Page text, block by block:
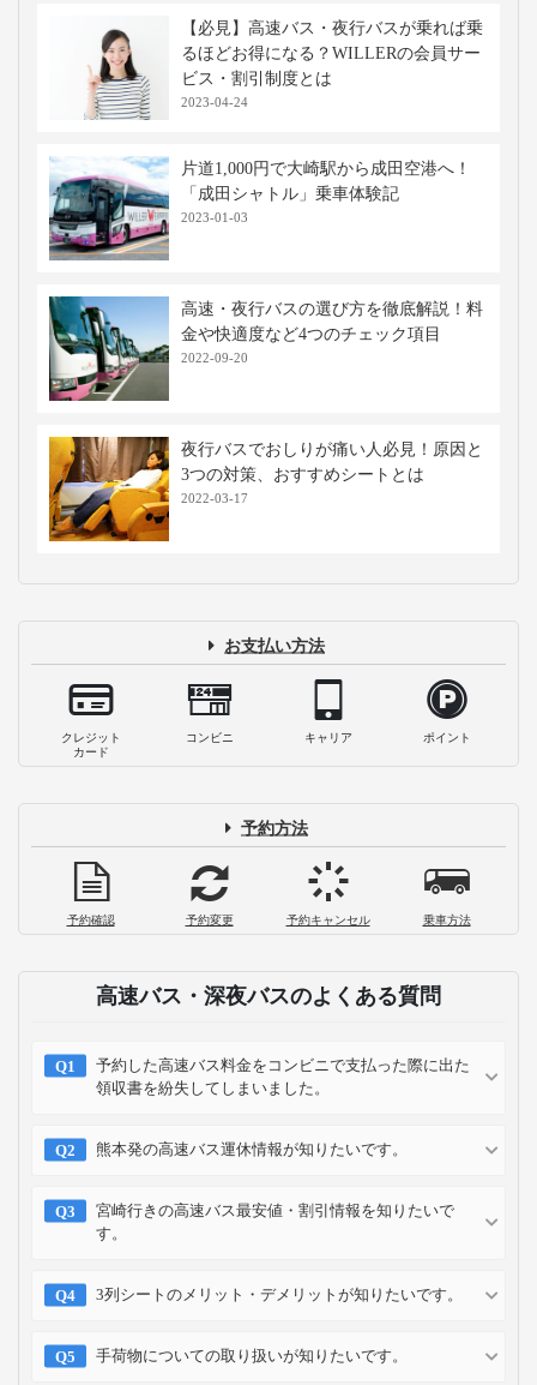
【必見】高速バス・夜行バスが乗れば乗
るほどお得になる？WILLERの会員サー
ビス・割引制度とは
2023-04-24
片道1,000円で大崎駅から成田空港へ！
「成田シャトル」乗車体験記
2023-01-03
高速・夜行バスの選び方を徹底解説！料
金や快適度など4つのチェック項目
2022-09-20
夜行バスでおしりが痛い人必見！原因と
3つの対策、おすすめシートとは
2022-03-17
お支払い方法
クレジット
カード
コンビニ キャリア ポイント
予約方法
予約確認 予約変更 予約キャンセル 乗車方法
高速バス・深夜バスのよくある質問
予約した高速バス料金をコンビニで支払った際に出た
領収書を紛失してしまいました。
熊本発の高速バス運休情報が知りたいです。
宮崎行きの高速バス最安値・割引情報を知りたいで
す。
3列シートのメリット・デメリットが知りたいです。
手荷物についての取り扱いが知りたいです。